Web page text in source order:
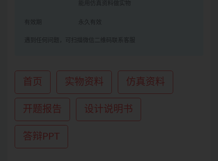
能用仿真资料做实物
有效期 永久有效
遇到任何问题，可扫描微信二维码联系客服
首页 实物资料 仿真资料
开题报告 设计说明书
答辩PPT